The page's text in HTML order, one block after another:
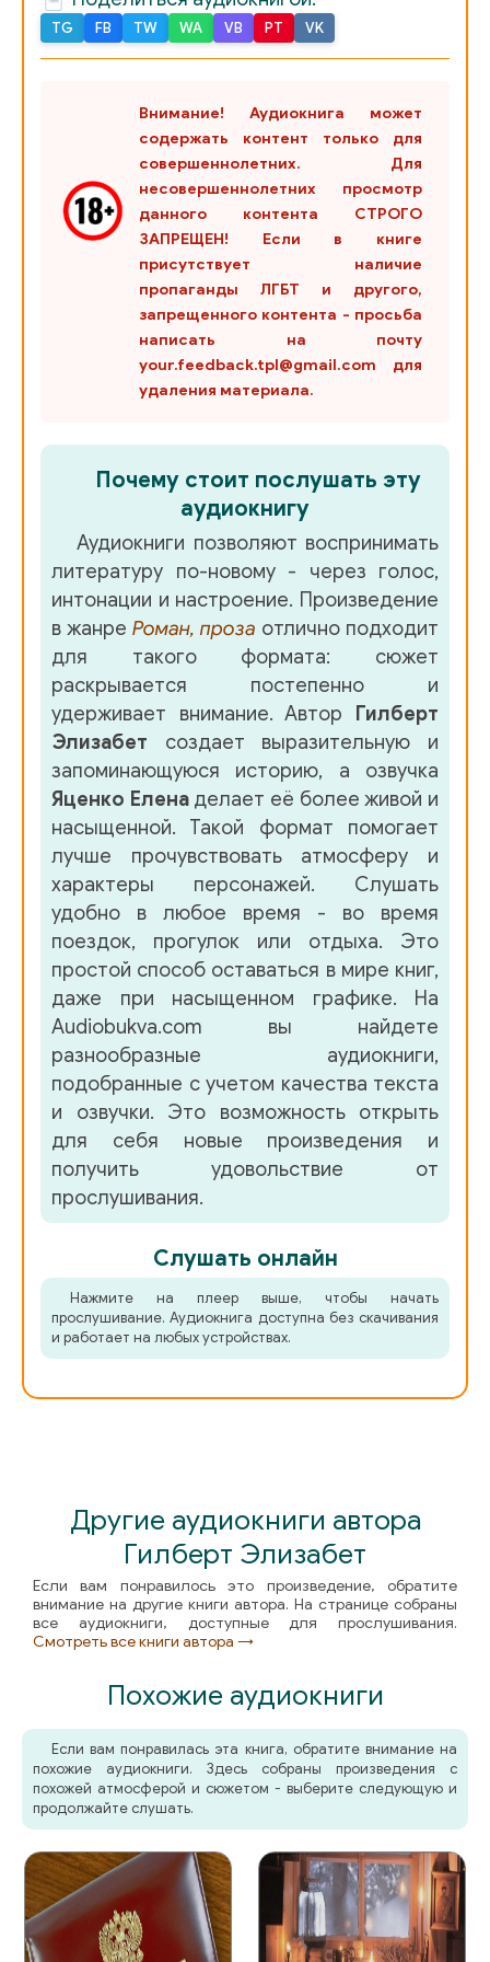
020_READY_ITALY_020_CHECK
022_READY_ITALY_022_CHECK
023_READY_ITALY_023_CHECK
024_READY_ITALY_024_CHECK
025_READY_ITALY_025_CHECK
029_READY_ITALY_029_CHECK
030_READY_ITALY_030_CHECK
031_READY_ITALY_031_CHECK
034_READY_ITALY_034_CHECK
035_READY_ITALY_035_CHECK
036_READY_ITALY_036_CHECK
037_READY_INDIA_037_CHECK
038_READY_INDIA_038_CHECK
039_READY_INDIA_039_CHECK
040_READY_INDIA_040_CHECK
042_READY_INDIA_042_CHECK
043_READY_INDIA_043_CHECK
044_READY_INDIA_044_CHECK
048_READY_INDIA_048_CHECK
049_READY_INDIA_049_CHECK
050_READY_INDIA_050_CHECK
051_READY_INDIA_051_CHECK
052_READY_INDIA_052_CHECK
053_READY_INDIA_053_CHECK
054_READY_INDIA_054_CHECK
055_READY_INDIA_055_CHECK
TG FB TW WA VB PT VK
Внимание! Аудиокнига может
содержать контент только для
совершеннолетних. Для
несовершеннолетних просмотр
данного контента СТРОГО
ЗАПРЕЩЕН! Если в книге
присутствует наличие
пропаганды ЛГБТ и другого,
запрещенного контента - просьба
написать на почту
your.feedback.tpl@gmail.com для
удаления материала.
Почему стоит послушать эту
аудиокнигу
Аудиокниги позволяют воспринимать
литературу по-новому - через голос,
интонации и настроение. Произведение
в жанре Роман, проза отлично подходит
для такого формата: сюжет
раскрывается постепенно и
удерживает внимание. Автор
Гилберт
Элизабет создает выразительную и
запоминающуюся историю, а озвучка
Яценко Еленаделает её более живой и
насыщенной. Такой формат помогает
лучше прочувствовать атмосферу и
характеры персонажей. Слушать
удобно в любое время - во время
поездок, прогулок или отдыха. Это
простой способ оставаться в мире книг,
даже при насыщенном графике. На
Audiobukva.com вы найдете
разнообразные аудиокниги,
подобранные с учетом качества текста
и озвучки. Это возможность открыть
для себя новые произведения и
получить удовольствие от
прослушивания.
Слушать онлайн
Нажмите на плеер выше, чтобы начать
прослушивание. Аудиокнига доступна без скачивания
и работает на любых устройствах.
Другие аудиокниги автора
Гилберт Элизабет
Если вам понравилось это произведение, обратите
внимание на другие книги автора. На странице собраны
все аудиокниги, доступные для прослушивания.
Смотреть все книги автора →
Похожие аудиокниги
Если вам понравилась эта книга, обратите внимание на
похожие аудиокниги. Здесь собраны произведения с
похожей атмосферой и сюжетом - выберите следующую и
продолжайте слушать.